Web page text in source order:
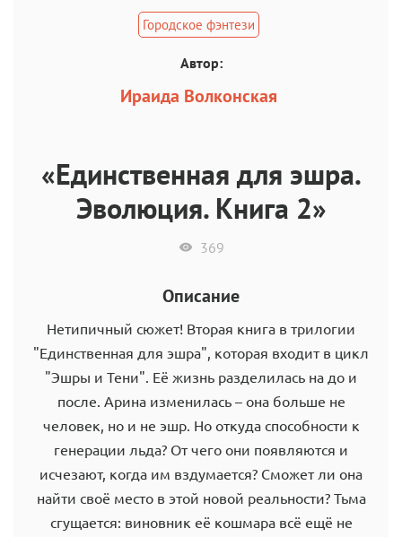
Городское фэнтези
Автор:
Ираида Волконская
«Единственная для эшра.
Эволюция. Книга 2»
369
Описание
Нетипичный сюжет! Вторая книга в трилогии
"Единственная для эшра", которая входит в цикл
"Эшры и Тени". Её жизнь разделилась на до и
после. Арина изменилась – она больше не
человек, но и не эшр. Но откуда способности к
генерации льда? От чего они появляются и
исчезают, когда им вздумается? Сможет ли она
найти своё место в этой новой реальности? Тьма
сгущается: виновник её кошмара всё ещё не